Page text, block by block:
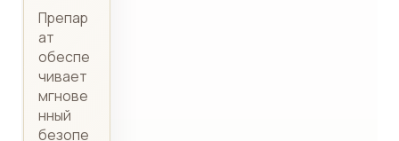
Препар
ат
обеспе
чивает
мгнове
нный
безопе